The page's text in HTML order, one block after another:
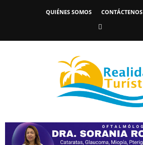
QUIÉNES SOMOS CONTÁCTENOS